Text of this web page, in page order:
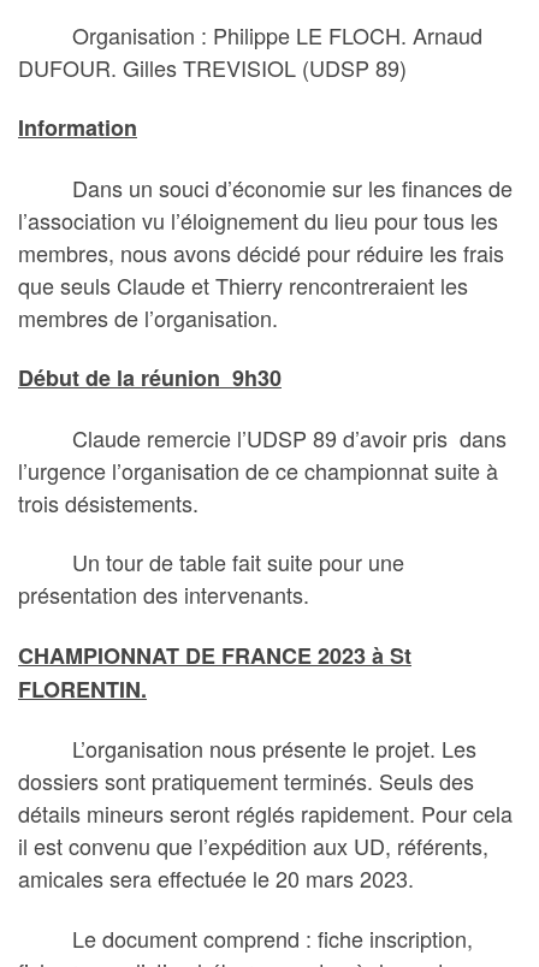
Organisation : Philippe LE FLOCH. Arnaud
DUFOUR. Gilles TREVISIOL (UDSP 89)
Information
Dans un souci d’économie sur les finances de
l’association vu l’éloignement du lieu pour tous les
membres, nous avons décidé pour réduire les frais
que seuls Claude et Thierry rencontreraient les
membres de l’organisation.
Début de la réunion 9h30
Claude remercie l’UDSP 89 d’avoir pris dans
l’urgence l’organisation de ce championnat suite à
trois désistements.
Un tour de table fait suite pour une
présentation des intervenants.
CHAMPIONNAT DE FRANCE 2023 à St
FLORENTIN.
L’organisation nous présente le projet. Les
dossiers sont pratiquement terminés. Seuls des
détails mineurs seront réglés rapidement. Pour cela
il est convenu que l’expédition aux UD, référents,
amicales sera effectuée le 20 mars 2023.
Le document comprend : fiche inscription,